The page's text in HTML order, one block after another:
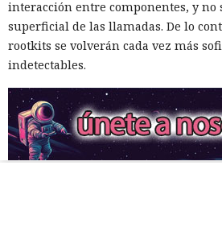
interacción entre componentes, y
superficial de las llamadas. De lo
rootkits se volverán cada vez más
indetectables.